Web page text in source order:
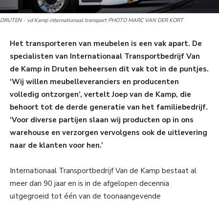
DRUTEN - vd Kamp internationaal transport PHOTO MARC VAN DER KORT
Het transporteren van meubelen is een vak apart. De
specialisten van Internationaal Transportbedrijf Van
de Kamp in Druten beheersen dit vak tot in de puntjes.
‘Wij willen meubelleveranciers en producenten
volledig ontzorgen’, vertelt Joep van de Kamp, die
behoort tot de derde generatie van het familiebedrijf.
‘Voor diverse partijen slaan wij producten op in ons
warehouse en verzorgen vervolgens ook de uitlevering
naar de klanten voor hen.’
Internationaal Transportbedrijf Van de Kamp bestaat al
meer dan 90 jaar en is in de afgelopen decennia
uitgegroeid tot één van de toonaangevende